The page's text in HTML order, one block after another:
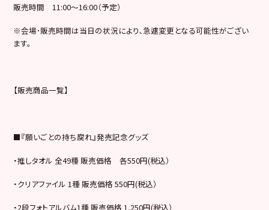
販売時間 11:00～16:00（予定）
※会場･販売時間は当日の状況により､急遽変更となる可能性がござい
ます。
【販売商品一覧】
■『願いごとの持ち腐れ』発売記念グッズ
・推しタオル 全49種 販売価格 各550円(税込）
・クリアファイル 1種 販売価格 550円(税込）
・2段フォトアルバム1種 販売価格 1,250円(税込）